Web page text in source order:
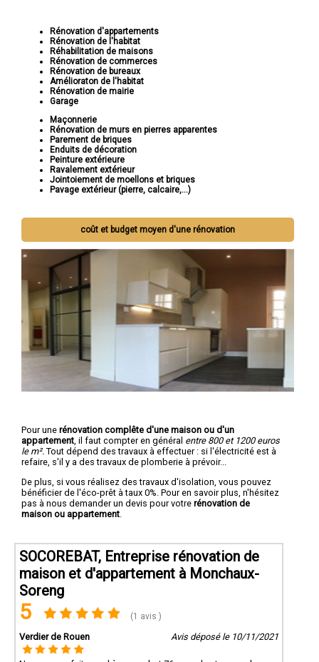
Rénovation d'appartements
Rénovation de l'habitat
Réhabilitation de maisons
Rénovation de commerces
Rénovation de bureaux
Amélioraton de l'habitat
Rénovation de mairie
Garage
Maçonnerie
Rénovation de murs en pierres apparentes
Parement de briques
Enduits de décoration
Peinture extérieure
Ravalement extérieur
Jointoiement de moellons et briques
Pavage extérieur (pierre, calcaire,...)
coût et budget moyen d'une rénovation
Pour une rénovation complête d'une maison ou d'un
appartement , il faut compter en général entre 800 et 1200 euros
le m². Tout dépend des travaux à effectuer : si l'électricité est à
refaire, s'il y a des travaux de plomberie à prévoir...
De plus, si vous réalisez des travaux d'isolation, vous pouvez
bénéficier de l'éco-prêt à taux 0%. Pour en savoir plus, n'hésitez
pas à nous demander un devis pour votre rénovation de
maison ou appartement
SOCOREBAT, Entreprise rénovation de
maison et d'appartement à Monchaux-
Soreng
5 (1 avis )
Verdier de Rouen Avis déposé le 10/11/2021